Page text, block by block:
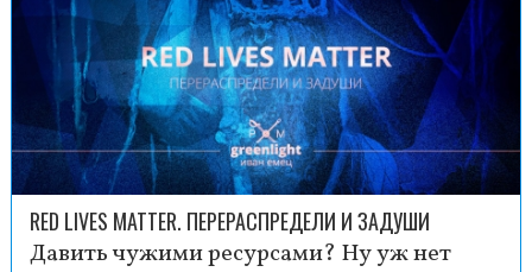
RED LIVES MATTER. ПЕРЕРАСПРЕДЕЛИ И ЗАДУШИ
Давить чужими ресурсами? Ну уж нет